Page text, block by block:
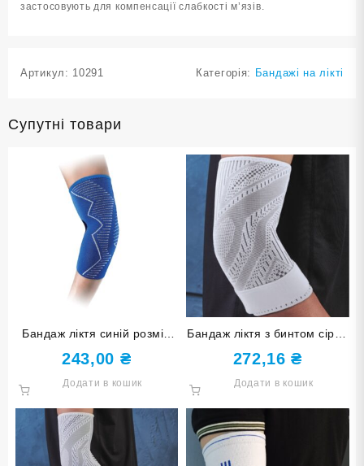
застосовують для компенсації слабкості м’язів.
Артикул: 10291 Категорія: Бандажі на лікті
Супутні товари
Бандаж ліктя синій розмір
L-XL ST-7026-L-XL
243,00 ₴
Додати в кошик
Бандаж ліктя з бинтом сірий
розмір S-M ST-7157-S-M
272,16₴
Додати в кошик